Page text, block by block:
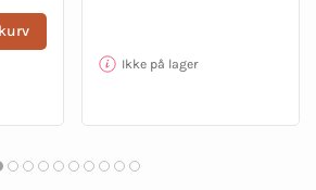
Ikke på lager